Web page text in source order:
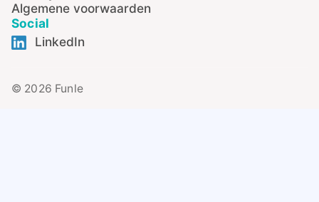
Algemene voorwaarden
Social
LinkedIn
© 2026 Funle